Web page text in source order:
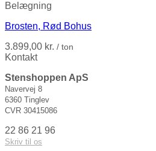
Belægning
Brosten, Rød Bohus
3.899,00 kr. / ton
Kontakt
Stenshoppen ApS
Navervej 8
6360 Tinglev
CVR 30415086
22 86 21 96
Skriv til os